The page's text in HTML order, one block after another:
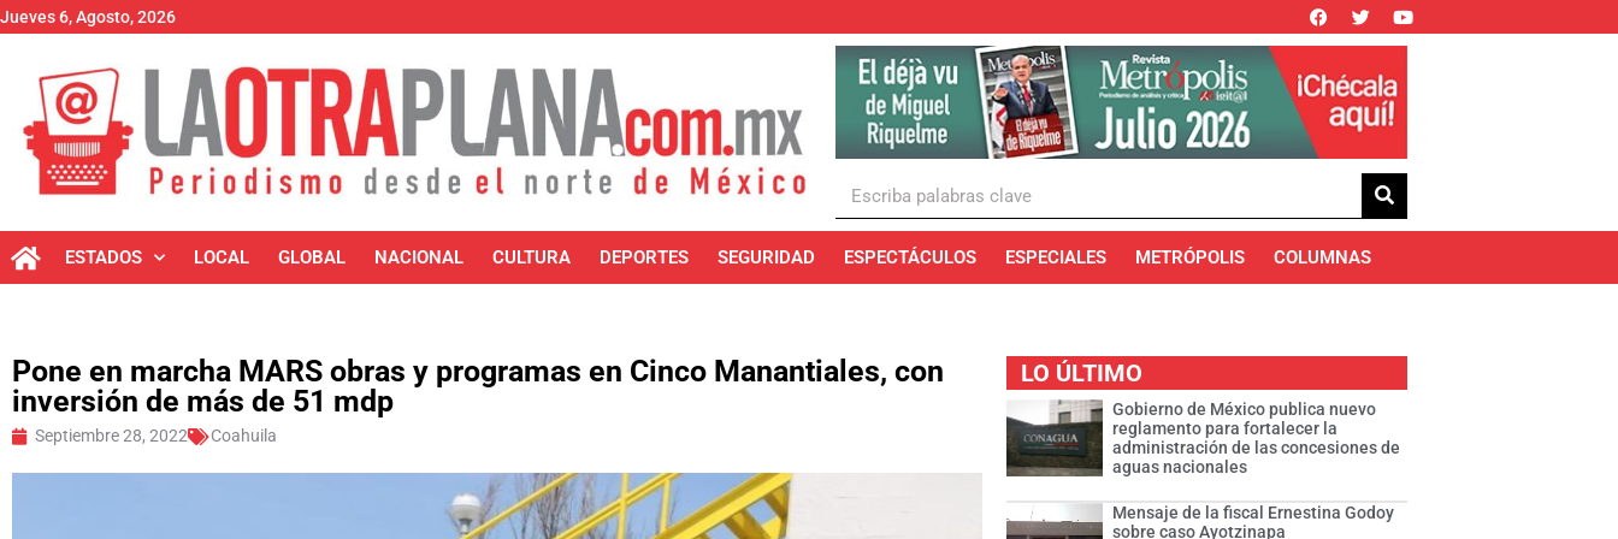
Jueves 6, Agosto, 2026
ESTADOS LOCAL GLOBAL NACIONAL CULTURA DEPORTES SEGURIDAD ESPECTÁCULOS ESPECIALES METRÓPOLIS COLUMNAS
Pone en marcha MARS obras y programas en Cinco Manantiales, con
inversión de más de 51 mdp
Septiembre 28, 2022 Coahuila
LO ÚLTIMO
Gobierno de México publica nuevo
reglamento para fortalecer la
administración de las concesiones de
aguas nacionales
Mensaje de la fiscal Ernestina Godoy
sobre caso Ayotzinapa